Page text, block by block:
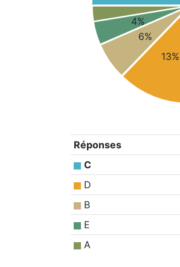
13%
6%
4%
Réponses
C
D
B
E
A